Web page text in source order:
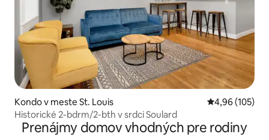
Kondo v meste St. Louis Priemerné
4,96 (105)
Historické 2-bdrm/2-bth v srdci Soulard
Prenájmy domov vhodných pre rodiny